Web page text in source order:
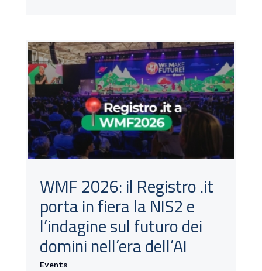
WMF 2026: il Registro .it
porta in fiera la NIS2 e
l’indagine sul futuro dei
domini nell’era dell’AI
Events